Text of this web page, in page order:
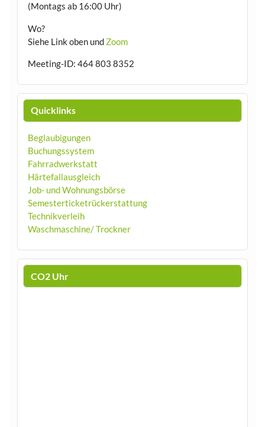
(Montags ab 16:00 Uhr)
Wo?
Siehe Link oben und Zoom
Meeting-ID: 464 803 8352
Quicklinks
Beglaubigungen
Buchungssystem
Fahrradwerkstatt
Härtefallausgleich
Job- und Wohnungsbörse
Semesterticketrückerstattung
Technikverleih
Waschmaschine/ Trockner
CO2 Uhr